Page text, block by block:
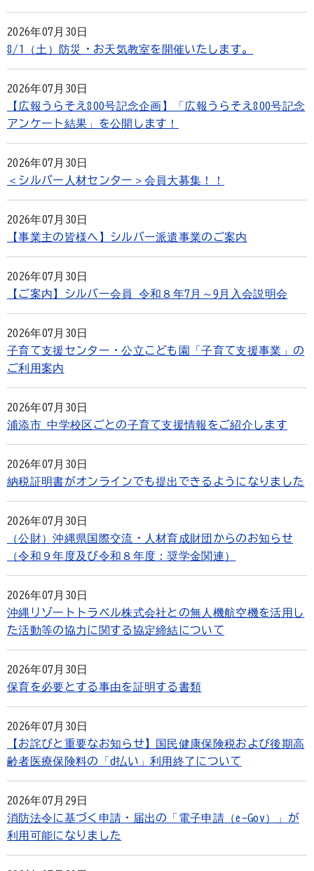
2026年07月30日
8/1（土）防災・お天気教室を開催いたします。
2026年07月30日
【広報うらそえ800号記念企画】「広報うらそえ800号記念
アンケート結果」を公開します！
2026年07月30日
＜シルバー人材センター＞会員大募集！！
2026年07月30日
【事業主の皆様へ】シルバー派遣事業のご案内
2026年07月30日
【ご案内】シルバー会員 令和８年7月～9月入会説明会
2026年07月30日
子育て支援センター・公立こども園「子育て支援事業」の
ご利用案内
2026年07月30日
浦添市 中学校区ごとの子育て支援情報をご紹介します
2026年07月30日
納税証明書がオンラインでも提出できるようになりました
2026年07月30日
（公財）沖縄県国際交流・人材育成財団からのお知らせ
（令和９年度及び令和８年度：奨学金関連）
2026年07月30日
沖縄リゾートトラベル株式会社との無人機航空機を活用し
た活動等の協力に関する協定締結について
2026年07月30日
保育を必要とする事由を証明する書類
2026年07月30日
【お詫びと重要なお知らせ】国民健康保険税および後期高
齢者医療保険料の「d払い」利用終了について
2026年07月29日
消防法令に基づく申請・届出の「電子申請（e-Gov）」が
利用可能になりました